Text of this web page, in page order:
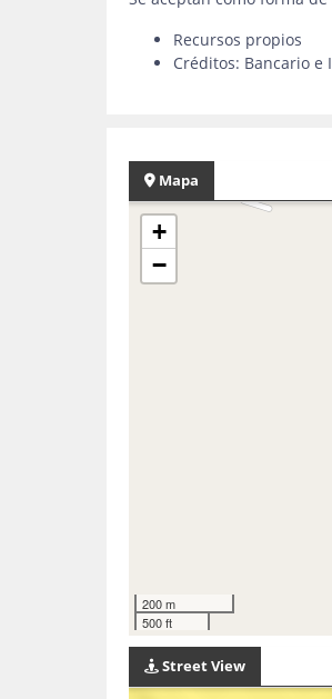
Recursos propios
Créditos: Bancario e
Mapa
+
−
200 m
500 ft
Street View